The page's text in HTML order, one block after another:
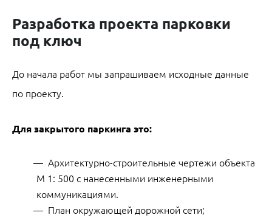
Разработка проекта парковки
под ключ
До начала работ мы запрашиваем исходные данные
по проекту.
Для закрытого паркинга это:
Архитектурно-строительные чертежи объекта
М 1: 500 с нанесенными инженерными
коммуникациями.
План окружающей дорожной сети;